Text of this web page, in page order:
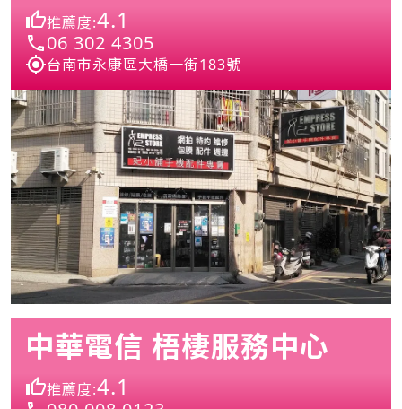
推薦度:4.1
06 302 4305
台南市永康區大橋一街183號
中華電信 梧棲服務中心
推薦度:4.1